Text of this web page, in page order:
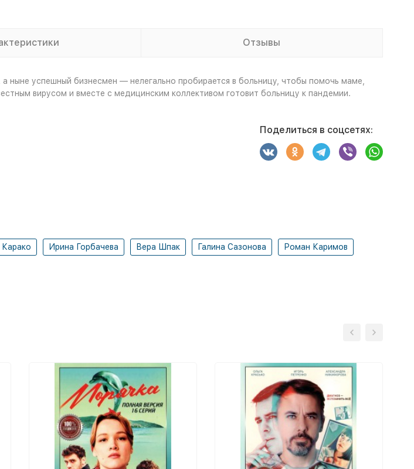
Отзывы
успешный бизнесмен — нелегально пробирается в больницу, чтобы помочь маме,
вирусом и вместе с медицинским коллективом готовит больницу к пандемии.
Поделиться в соцсетях:
Ирина Горбачева Вера Шпак Галина Сазонова Роман Каримов